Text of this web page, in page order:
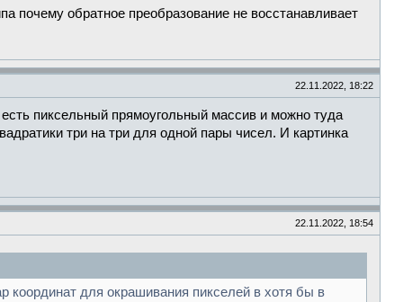
почему обратное преобразование не восстанавливает
22.11.2022, 18:22
пиксельный прямоугольный массив и можно туда
три на три для одной пары чисел. И картинка
22.11.2022, 18:54
координат для окрашивания пикселей в хотя бы в